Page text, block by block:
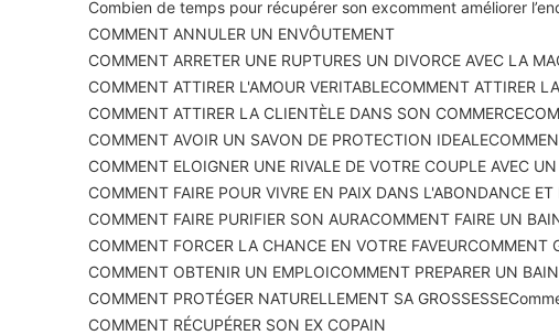
Combien de temps pour récupérer son excomment améliorer
COMMENT ANNULER UN ENVÔUTEMENT
COMMENT ARRETER UNE RUPTURES UN DIVORCE AVEC LA
COMMENT ATTIRER L'AMOUR VERITABLECOMMENT ATTIRER
COMMENT ATTIRER LA CLIENTÈLE DANS SON COMMERCE
COMMENT AVOIR UN SAVON DE PROTECTION IDEALE
COMMENT ELOIGNER UNE RIVALE DE VOTRE COUPLE AVEC
COMMENT FAIRE POUR VIVRE EN PAIX DANS L'ABONDANCE ET
COMMENT FAIRE PURIFIER SON AURACOMMENT FAIRE UN
COMMENT FORCER LA CHANCE EN VOTRE FAVEURCOMMENT
COMMENT OBTENIR UN EMPLOICOMMENT PREPARER UN
COMMENT PROTÉGER NATURELLEMENT SA GROSSESSE
COMMENT RÉCUPÉRER SON EX COPAIN